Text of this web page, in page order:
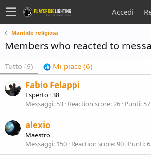
Accedi
Mantide religiosa
Members who reacted to
Tutto (6) Mi piace (6)
Fabio Felappi
Esperto ·38
Messaggi 53 Reaction score 26 Punti 57
alexio
Maestro
Messaggi 150 Reaction score 90 Punti